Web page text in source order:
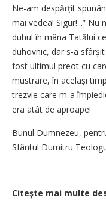
Ne-am des­păr­țit
mai vedea! Sigur!...”
duhul în mâna Tatălui
duhovnic, dar s-a
fost ultimul preot cu
mustrare, în același
trezvie care m-a
era atât de aproape!
Bunul Dumnezeu,
Sfântul Dumitru
Citeşte mai multe